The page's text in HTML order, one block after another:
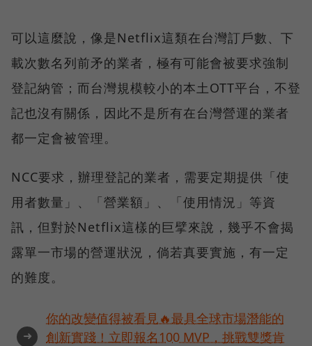
可以這麼說，像是Netflix這類在台灣訂戶數、下
載次數名列前矛的業者，極有可能會被要求強制
登記納管；而台灣規模較小的本土OTT平台，不登
記也沒有關係，因此不是所有在台灣營運的業者
都一定會被管理。
NCC要求，辦理登記的業者，需要定期提供「使
用者數量」、「營業額」、「使用情況」等資
訊，但對於Netflix這樣的巨擘來說，幾乎不會揭
露單一市場的營運狀況，倘若真要實施，有一定
的難度。
➜
你的改變值得被看見🔥最具全球市場潛能的
創新實踐！立即報名100 MVP，挑戰雙獎肯